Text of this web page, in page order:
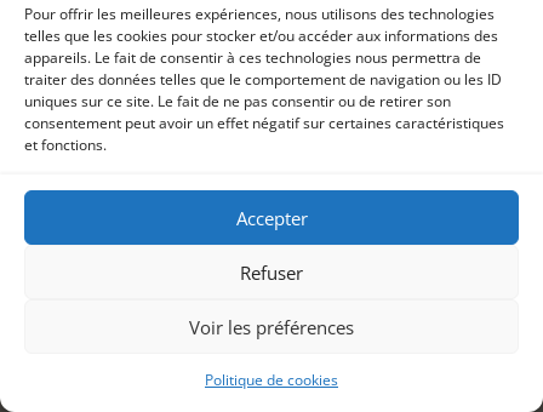
Pour offrir les meilleures expériences, nous utilisons des technologies
telles que les cookies pour stocker et/ou accéder aux informations des
appareils. Le fait de consentir à ces technologies nous permettra de
traiter des données telles que le comportement de navigation ou les ID
uniques sur ce site. Le fait de ne pas consentir ou de retirer son
consentement peut avoir un effet négatif sur certaines caractéristiques
et fonctions.
Accepter
Refuser
Voir les préférences
Politique de cookies
prime à la réparation, nouvelles pistes cyclables et...